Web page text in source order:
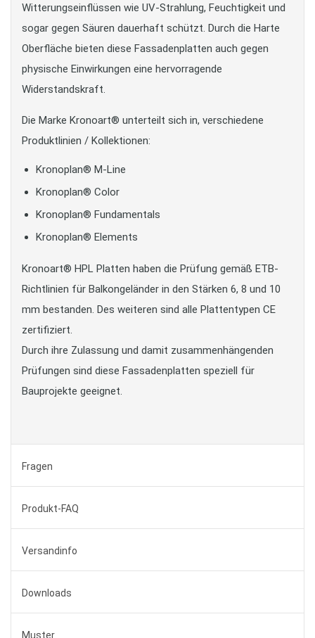
Witterungseinflüssen wie UV-Strahlung, Feuchtigkeit und
sogar gegen Säuren dauerhaft schützt. Durch die Harte
Oberfläche bieten diese Fassadenplatten auch gegen
physische Einwirkungen eine hervorragende
Widerstandskraft.
Die Marke Kronoart® unterteilt sich in, verschiedene
Produktlinien / Kollektionen:
Kronoplan® M-Line
Kronoplan® Color
Kronoplan® Fundamentals
Kronoplan® Elements
Kronoart® HPL Platten haben die Prüfung gemäß ETB-
Richtlinien für Balkongeländer in den Stärken 6, 8 und 10
mm bestanden. Des weiteren sind alle Plattentypen CE
zertifiziert.
Durch ihre Zulassung und damit zusammenhängenden
Prüfungen sind diese Fassadenplatten speziell für
Bauprojekte geeignet.
Fragen
Produkt-FAQ
Versandinfo
Downloads
Muster